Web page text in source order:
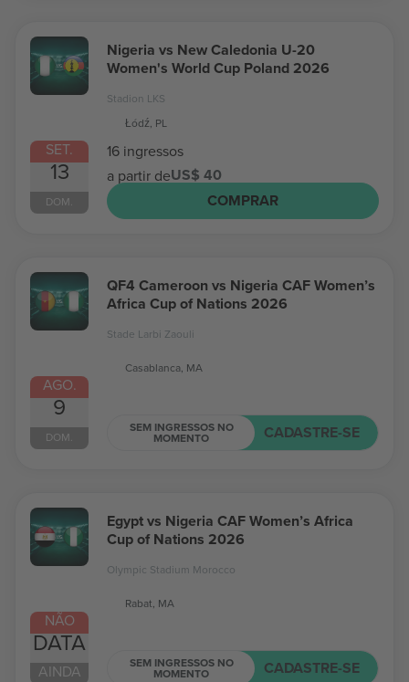
SET.
13
DOM.
Nigeria vs New Caledonia U-20
Women's World Cup Poland 2026
Stadion LKS
Łódź, PL
16 ingressos
a partir deUS$ 40
COMPRAR
AGO.
9
DOM.
QF4 Cameroon vs Nigeria CAF Women’s
Africa Cup of Nations 2026
Stade Larbi Zaouli
Casablanca, MA
SEM INGRESSOS NO
MOMENTO CADASTRE-SE
NÃO
DATA
AINDA
Egypt vs Nigeria CAF Women’s Africa
Cup of Nations 2026
Olympic Stadium Morocco
Rabat, MA
SEM INGRESSOS NO
MOMENTO CADASTRE-SE